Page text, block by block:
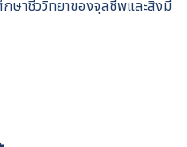
ษาชีววิทยาของจุลชีพและสิ่งมี